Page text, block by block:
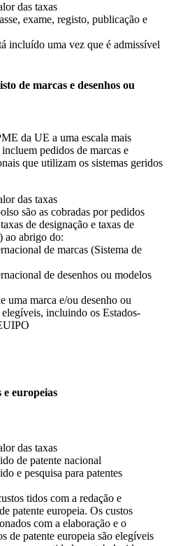
das taxas
exame, registo, publicação e
incluído uma vez que é admissível
de marcas e desenhos ou
da UE a uma escala mais
pedidos de marcas e
que utilizam os sistemas geridos
das taxas
são as cobradas por pedidos
de designação e taxas de
ao abrigo do:
de marcas (Sistema de
de desenhos ou modelos
uma marca e/ou desenho ou
incluindo os Estados-
e europeias
das taxas
de patente nacional
e pesquisa para patentes
tidos com a redação e
patente europeia. Os custos
com a elaboração e o
de patente europeia são elegíveis